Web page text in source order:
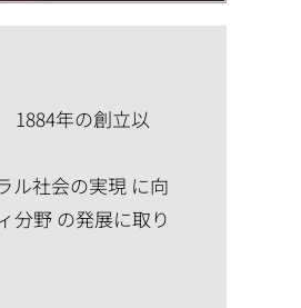
1884年の創立以
ル社会の実現 に向
分野 の発展に取り